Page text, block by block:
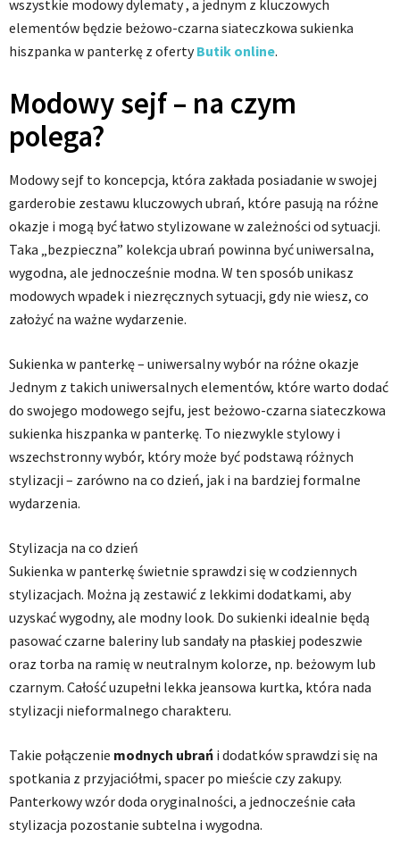
wszystkie modowy dylematy , a jednym z kluczowych
elementów będzie beżowo-czarna siateczkowa sukienka
hiszpanka w panterkę z ofertyButik online.
Modowy sejf – na czym
polega?
Modowy sejf to koncepcja, która zakłada posiadanie w swojej
garderobie zestawu kluczowych ubrań, które pasują na różne
okazje i mogą być łatwo stylizowane w zależności od sytuacji.
Taka „bezpieczna” kolekcja ubrań powinna być uniwersalna,
wygodna, ale jednocześnie modna. W ten sposób unikasz
modowych wpadek i niezręcznych sytuacji, gdy nie wiesz, co
założyć na ważne wydarzenie.
Sukienka w panterkę – uniwersalny wybór na różne okazje
Jednym z takich uniwersalnych elementów, które warto dodać
do swojego modowego sejfu, jest beżowo-czarna siateczkowa
sukienka hiszpanka w panterkę. To niezwykle stylowy i
wszechstronny wybór, który może być podstawą różnych
stylizacji – zarówno na co dzień, jak i na bardziej formalne
wydarzenia.
Stylizacja na co dzień
Sukienka w panterkę świetnie sprawdzi się w codziennych
stylizacjach. Można ją zestawić z lekkimi dodatkami, aby
uzyskać wygodny, ale modny look. Do sukienki idealnie będą
pasować czarne baleriny lub sandały na płaskiej podeszwie
oraz torba na ramię w neutralnym kolorze, np. beżowym lub
czarnym. Całość uzupełni lekka jeansowa kurtka, która nada
stylizacji nieformalnego charakteru.
Takie połączenie modnych ubrań i dodatków sprawdzi się na
spotkania z przyjaciółmi, spacer po mieście czy zakupy.
Panterkowy wzór doda oryginalności, a jednocześnie cała
stylizacja pozostanie subtelna i wygodna.